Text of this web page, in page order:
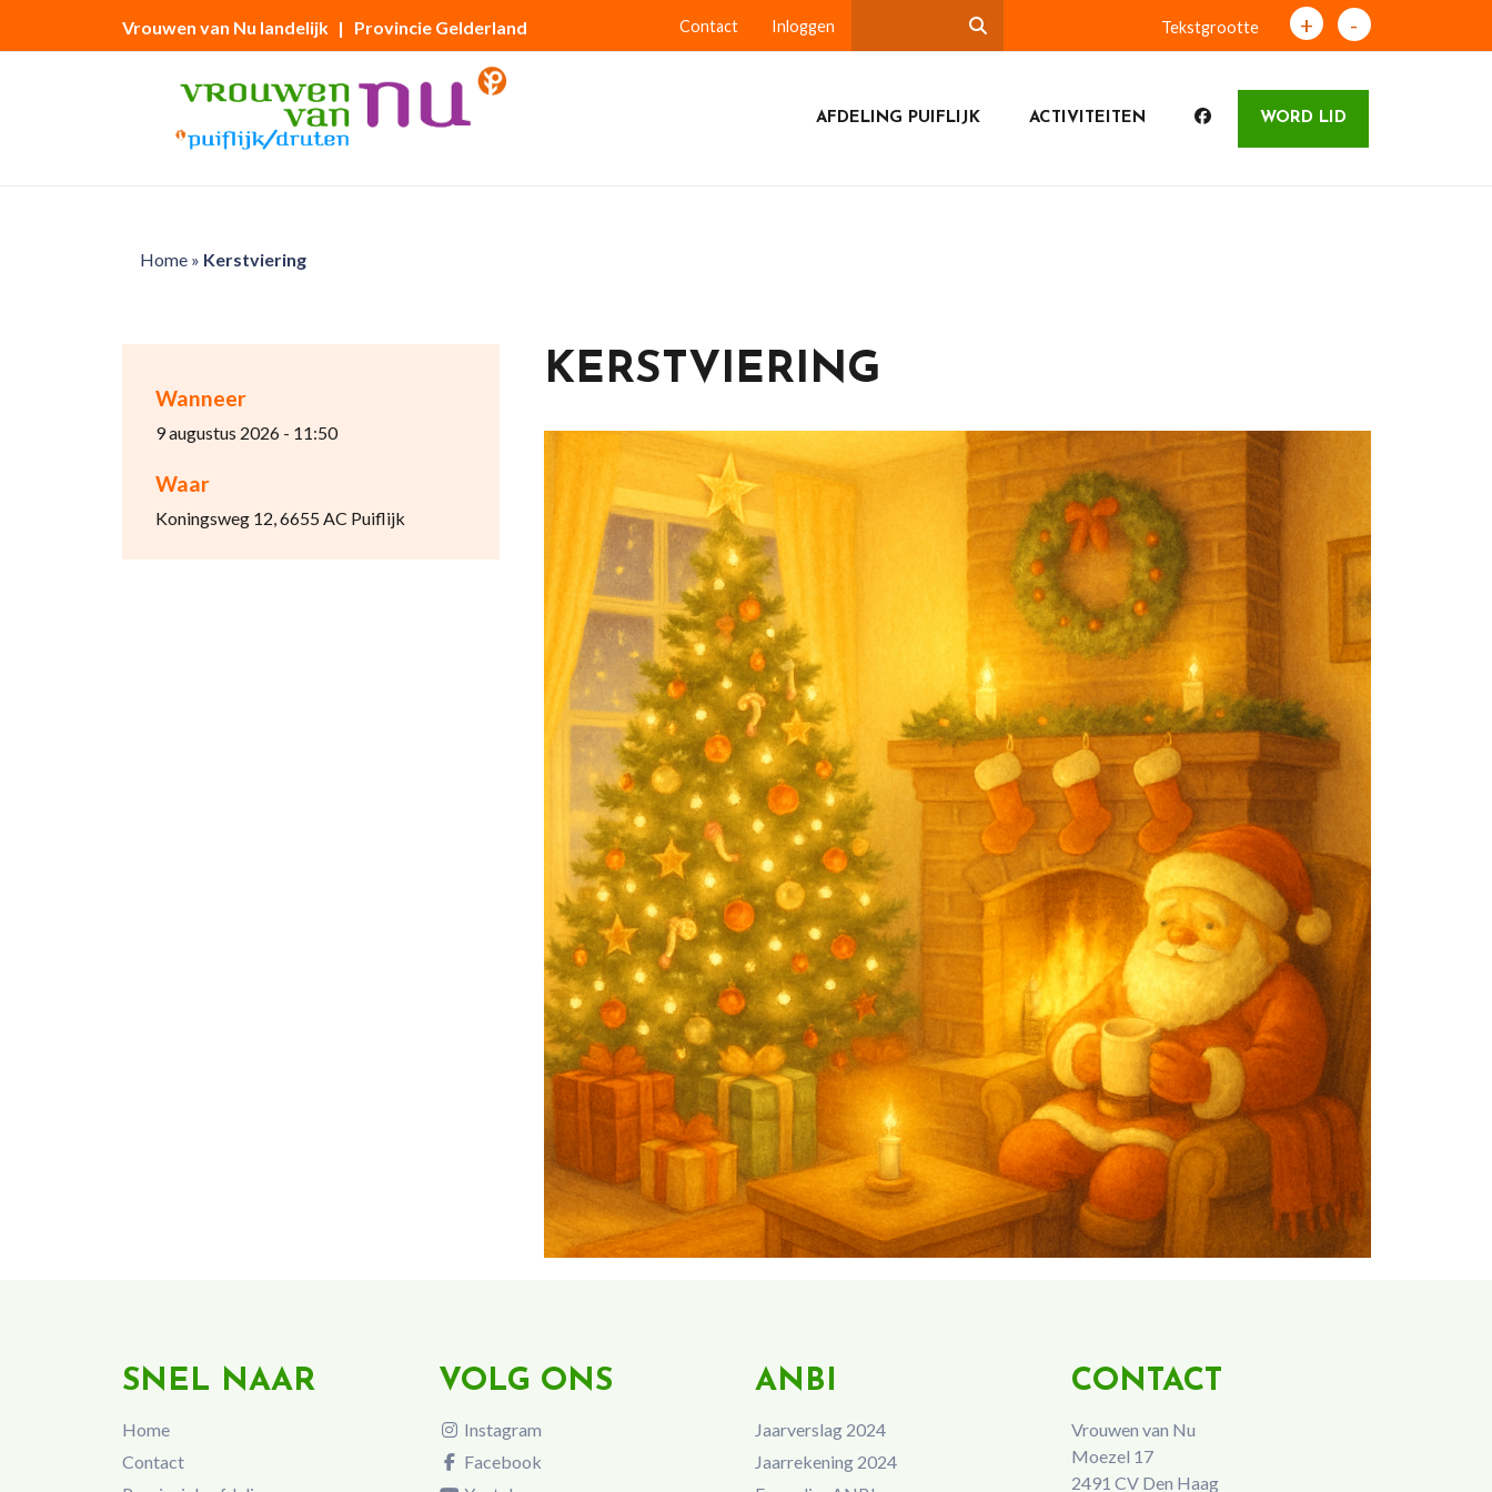
Vrouwen van Nu landelijk | Provincie Gelderland Contact Inloggen Tekstgrootte + -
AFDELING PUIFLIJK ACTIVITEITEN WORD LID
Home» Kerstviering
Wanneer
9 augustus 2026 - 11:50
Waar
Koningsweg 12, 6655 AC Puiflijk
KERSTVIERING
SNEL NAAR
Home
Contact
VOLG ONS
Instagram
Facebook
ANBI
Jaarverslag 2024
Jaarrekening 2024
CONTACT
Vrouwen van Nu
Moezel 17
2491 CV Den Haag